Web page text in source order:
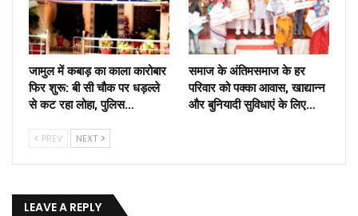
जामुल में कबाड़ का काला कारोबार
फिर शुरू: बी सी चौक पर धड़ल्ले
से कट रहा लोहा, पुलिस…
समाज के अंतिमसमाज के हर
परिवार को पक्का आवास, खाद्यान्न
और बुनियादी सुविधाएं के लिए…
PREV NEXT
LEAVE A REPLY